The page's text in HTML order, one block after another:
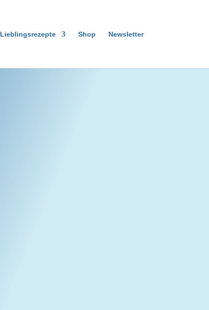
Lieblingsrezepte Shop Newsletter